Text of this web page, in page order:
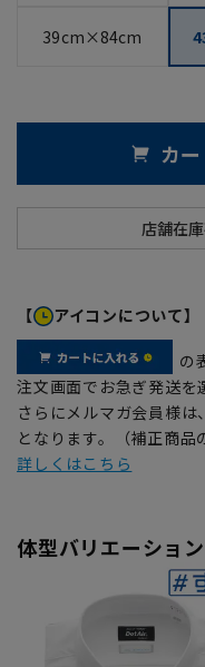
39cm×84cm
カ
【 アイコンについて】
の
注文画面でお急ぎ発送を
さらにメルマガ会員様
となります。（補正商品
詳しくはこちら
体型バリエーション